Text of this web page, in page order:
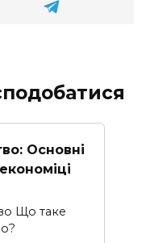
Основні
Що таке